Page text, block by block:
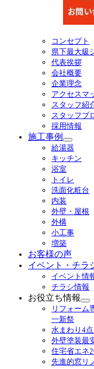
サ
コンセプト
県下最大級
代表挨拶
会社概要
企業理念
アクセスマ
スタッフ紹
スタッフブ
採用情報
施工事例
サ
ブ
ニ
ュ
開
給湯器
キッチン
浴室
トイレ
洗面化粧台
内装
外壁・屋根
外構
小工事
増築
お客様の声
イベント・チラ
イベント情
チラシ情報
お役立ち情報
サ
メ
ニ
ュ
ー
リフォーム
一新祭
水まわり4
外壁塗装最
住宅省エネ
先進的窓リ